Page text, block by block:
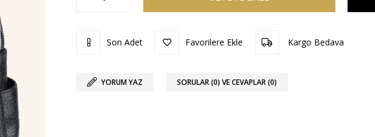
Son Adet Favorilere Ekle Kargo Bedava
YORUM YAZ SORULAR (0) VE CEVAPLAR (0)